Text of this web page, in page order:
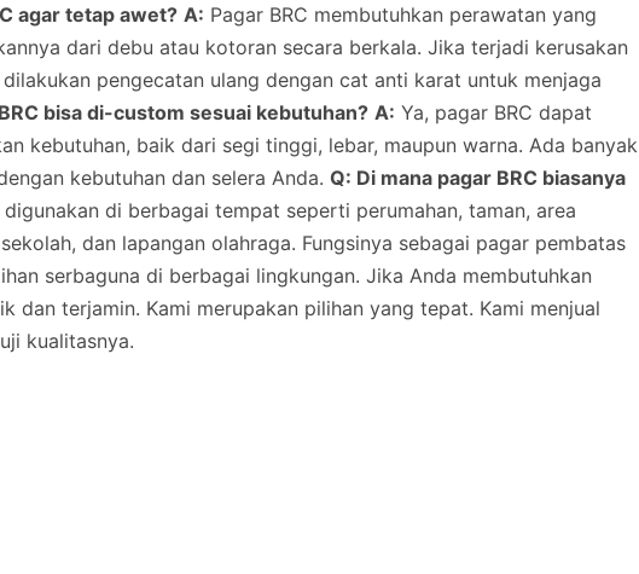
agar tetap awet? A: Pagar BRC membutuhkan perawatan yang
dari debu atau kotoran secara berkala. Jika terjadi kerusakan
pengecatan ulang dengan cat anti karat untuk menjaga
bisa di-custom sesuai kebutuhan? A: Ya, pagar BRC dapat
kebutuhan, baik dari segi tinggi, lebar, maupun warna. Ada banyak
kebutuhan dan selera Anda. Q: Di mana pagar BRC biasanya
digunakan di berbagai tempat seperti perumahan, taman, area
dan lapangan olahraga. Fungsinya sebagai pagar pembatas
serbaguna di berbagai lingkungan. Jika Anda membutuhkan
dan terjamin. Kami merupakan pilihan yang tepat. Kami menjual
kualitasnya.